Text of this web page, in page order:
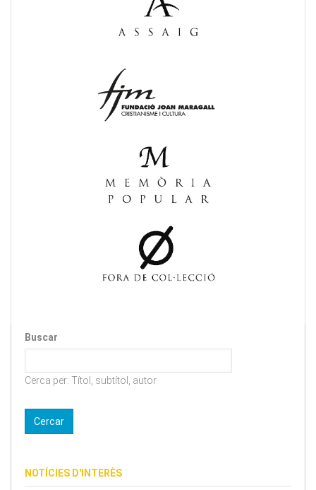
Buscar
Cerca per: Títol, subtítol, autor
NOTÍCIES D'INTERÈS